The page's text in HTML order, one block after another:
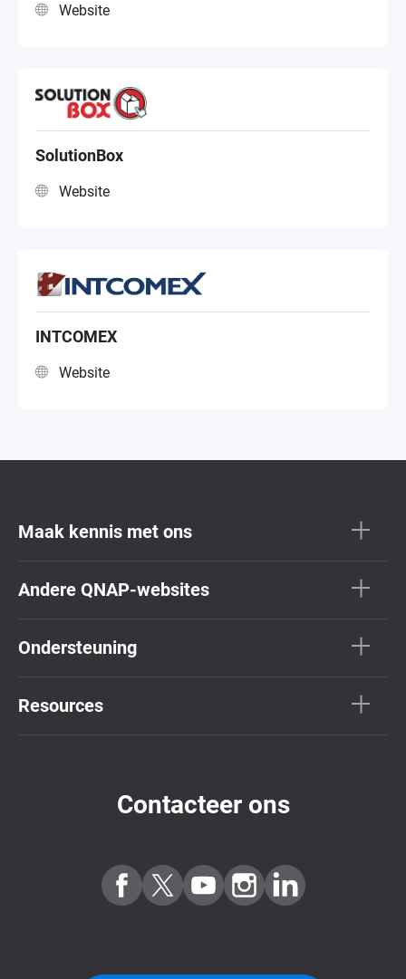
Website
SolutionBox
Website
INTCOMEX
Website
Maak kennis met ons
Andere QNAP-websites
Ondersteuning
Resources
Contacteer ons